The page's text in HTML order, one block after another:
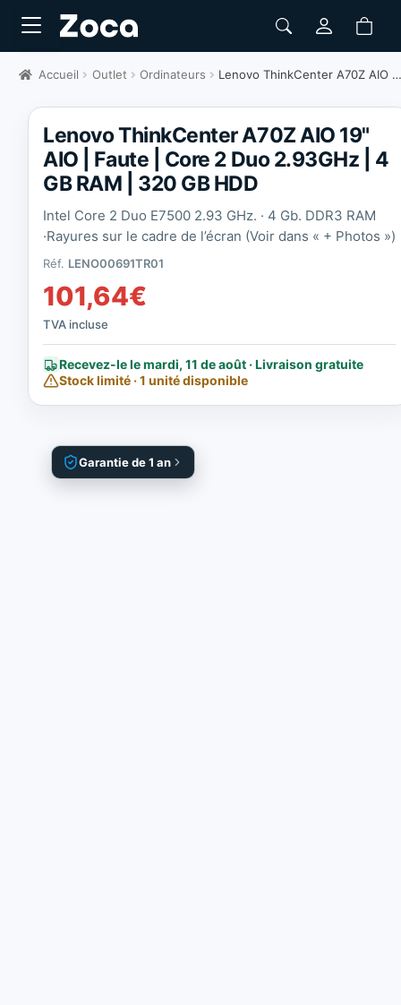
Accueil Outlet Ordinateurs Lenovo ThinkCenter A70Z AIO 19" AIO | Faute
Garantie de 1 an
Lenovo ThinkCenter A70Z AIO 19"
AIO | Faute | Core 2 Duo 2.93GHz | 4
GB RAM | 320 GB HDD
Intel Core 2 Duo E7500 2.93 GHz. · 4 Gb. DDR3 RAM
·Rayures sur le cadre de l’écran (Voir dans « + Photos »)
Réf. LENO00691TR01
101,64€
TVA incluse
Recevez-le le mardi, 11 de août · Livraison gratuite
Stock limité · 1 unité disponible